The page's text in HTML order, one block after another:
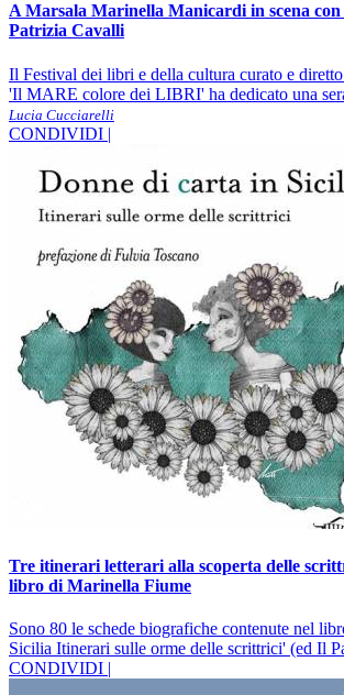
A Marsala Marinella Manicardi in scena con
Patrizia Cavalli
Il Festival dei libri e della cultura curato e
'Il MARE colore dei LIBRI' ha dedicato una
Lucia Cucciarelli
CONDIVIDI |
Tre itinerari letterari alla scoperta delle
libro di Marinella Fiume
Sono 80 le schede biografiche contenute nel
Sicilia Itinerari sulle orme delle scrittrici' (ed Il
CONDIVIDI |